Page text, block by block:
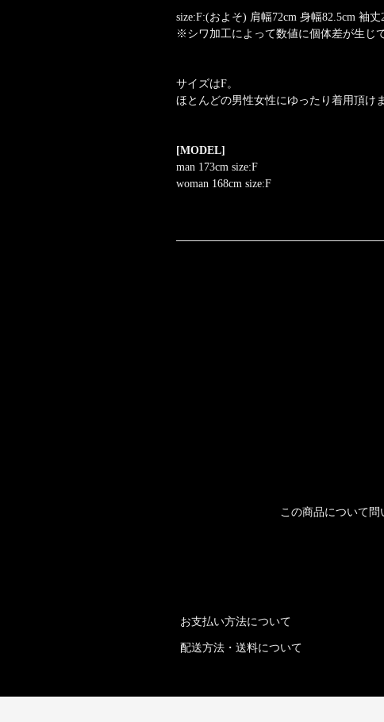
size:F:(およそ) 肩幅72cm 身幅82.5cm 袖丈
※シワ加工によって数値に個体差が生じ
サイズはF。
ほとんどの男性女性にゆったり着用頂けま
[MODEL]
man 173cm size:F
woman 168cm size:F
この商品について問
お支払い方法について
配送方法・送料について